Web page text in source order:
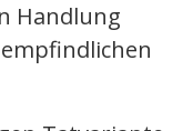
Handlung